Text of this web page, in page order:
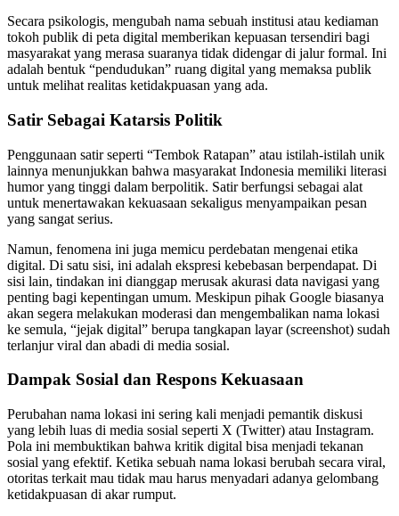
Secara psikologis, mengubah nama sebuah institusi atau kediaman
tokoh publik di peta digital memberikan kepuasan tersendiri bagi
masyarakat yang merasa suaranya tidak didengar di jalur formal. Ini
adalah bentuk “pendudukan” ruang digital yang memaksa publik
untuk melihat realitas ketidakpuasan yang ada.
Satir Sebagai Katarsis Politik
Penggunaan satir seperti “Tembok Ratapan” atau istilah-istilah unik
lainnya menunjukkan bahwa masyarakat Indonesia memiliki literasi
humor yang tinggi dalam berpolitik. Satir berfungsi sebagai alat
untuk menertawakan kekuasaan sekaligus menyampaikan pesan
yang sangat serius.
Namun, fenomena ini juga memicu perdebatan mengenai etika
digital. Di satu sisi, ini adalah ekspresi kebebasan berpendapat. Di
sisi lain, tindakan ini dianggap merusak akurasi data navigasi yang
penting bagi kepentingan umum. Meskipun pihak Google biasanya
akan segera melakukan moderasi dan mengembalikan nama lokasi
ke semula, “jejak digital” berupa tangkapan layar (screenshot) sudah
terlanjur viral dan abadi di media sosial.
Dampak Sosial dan Respons Kekuasaan
Perubahan nama lokasi ini sering kali menjadi pemantik diskusi
yang lebih luas di media sosial seperti X (Twitter) atau Instagram.
Pola ini membuktikan bahwa kritik digital bisa menjadi tekanan
sosial yang efektif. Ketika sebuah nama lokasi berubah secara viral,
otoritas terkait mau tidak mau harus menyadari adanya gelombang
ketidakpuasan di akar rumput.